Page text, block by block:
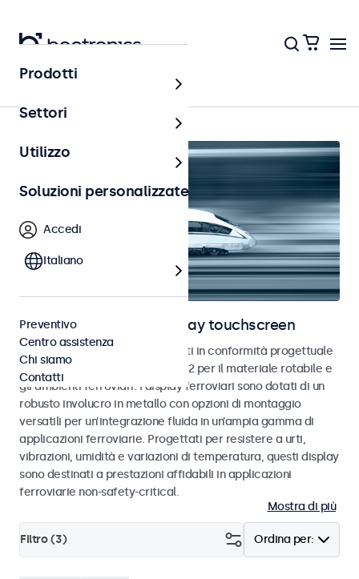
Ferrovia
Monitor ferroviari e display touchscreen
Monitor e touchscreen sviluppati in conformità progettuale
alle norme EN 50155 e EN 45545-2 per il materiale rotabile e
gli ambienti ferroviari. I display ferroviari sono dotati di un
robusto involucro in metallo con opzioni di montaggio
versatili per un’integrazione fluida in un’ampia gamma di
applicazioni ferroviarie. Progettati per resistere a urti,
vibrazioni, umidità e variazioni di temperatura, questi display
sono destinati a prestazioni affidabili in applicazioni
ferroviarie non-safety-critical.
Mostra di più
Ordina per:
Filtro (3)
Prodotti
Settori
Utilizzo
Soluzioni personalizzate
Accedi
Italiano
Preventivo
Centro assistenza
Chi siamo
Contatti